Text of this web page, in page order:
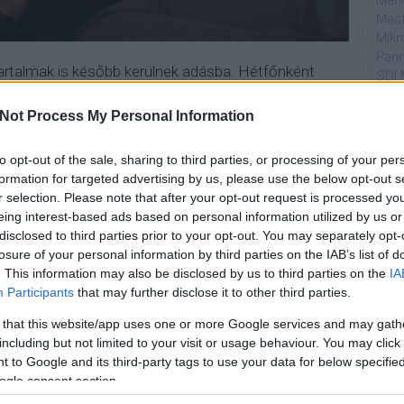
Process My Personal Information
opt-out of the sale, sharing to third parties, or processing of your
for targeted advertising by us, please use the below opt-out
selection. Please note that after your opt-out request is processed
interest-based ads based on personal information utilized by us
to third parties prior to your opt-out. You may separately
of your personal information by third parties on the IAB’s list of
This information may also be disclosed by us to third parties on the
Participants that may further disclose it to other third parties.
that this website/app uses one or more Google services and may
but not limited to your visit or usage behaviour. You may
to Google and its third-party tags to use your data for below
consent section.
is később kerülnek adásba. Hétfőnként
a friss évad a 11x18-as számú epizóddal szünetre
akirályszultán, de nem tudom, mennyire örülnek
epizódjai március 29-től 22:25-kor kezdődnek
án tér visszaés csütörtök esténként lesz látható,
Klubévad ismétlését nézhetik a tévézők.
autópálya-rendőrök is, Semir új társának
kell, a részletekértide kattintsatok.
hogyWinnetoumikor is érkezik meg lóháton az RTL
a TOVÁBB mögött találjátok.
SDI
AMC